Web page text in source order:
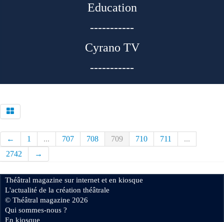
Education
-----------
Cyrano TV
-----------
← 1 ... 707 708 709 710 711
...
2742
→
Théâtral magazine sur internet et en kiosque
L'actualité de la création théâtrale
© Théâtral magazine 2026
Qui sommes-nous ?
En kiosque